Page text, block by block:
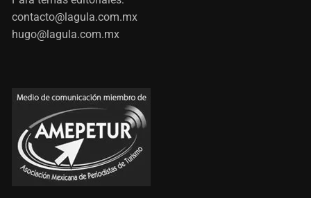
contacto@lagula.com.mx
hugo@lagula.com.mx